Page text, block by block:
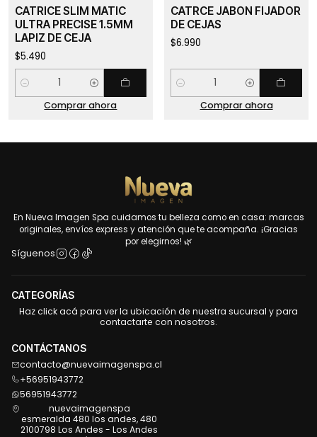
CATRICE SLIM MATIC
ULTRA PRECISE 1.5MM
LAPIZ DE CEJA
$5.490
Cantidad
Comprar ahora
CATRCE JABON FIJADOR
DE CEJAS
$6.990
Cantidad
Comprar ahora
En Nueva Imagen Spa cuidamos tu belleza como en casa: marcas
originales, envíos express y atención que te acompaña. ¡Gracias
por elegirnos! 🌿
Síguenos
CATEGORÍAS
Haz click acá para ver la ubicación de nuestra sucursal y para
contactarte con nosotros.
CONTÁCTANOS
contacto@nuevaimagenspa.cl
+56951943772
56951943772
nuevaimagenspa
esmeralda 480 los andes, 480
2100798 Los Andes - Los Andes